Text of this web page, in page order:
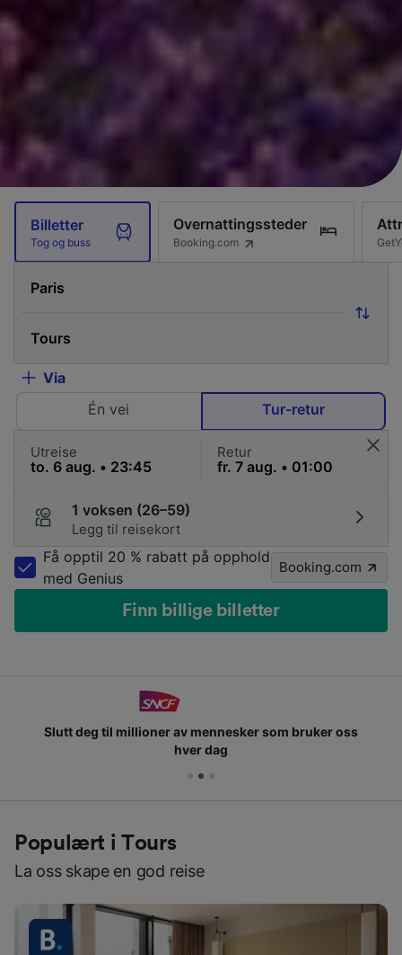
Billetter
Tog og buss
Overnattingssteder
Booking.com
Via
Én vei
Tur-retur
Utreise Retur
1 voksen (26–59)
Legg til reisekort
Få opptil 20 % rabatt på opphold
med Genius
Booking.com
Finn billige billetter
Slutt deg til millioner av mennesker som bruker oss
hver dag
Populært i Tours
La oss skape en god reise